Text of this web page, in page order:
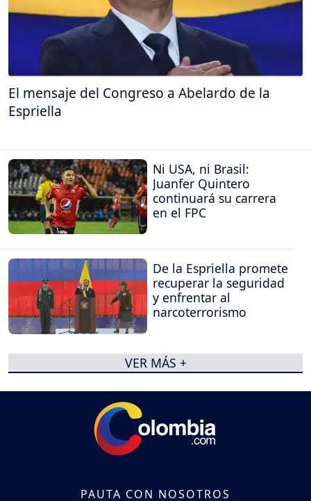
El mensaje del Congreso a Abelardo de la
Espriella
Ni USA, ni Brasil:
Juanfer Quintero
continuará su carrera
en el FPC
De la Espriella promete
recuperar la seguridad
y enfrentar al
narcoterrorismo
VER MÁS +
PAUTA CON NOSOTROS